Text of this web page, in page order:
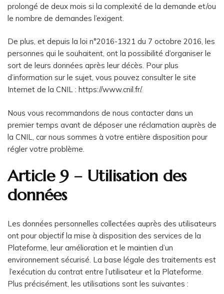
prolongé de deux mois si la complexité de la demande et/ou
le nombre de demandes l’exigent.
De plus, et depuis la loi n°2016-1321 du 7 octobre 2016, les
personnes qui le souhaitent, ont la possibilité d’organiser le
sort de leurs données après leur décès. Pour plus
d’information sur le sujet, vous pouvez consulter le site
Internet de la CNIL : https://www.cnil.fr/.
Nous vous recommandons de nous contacter dans un
premier temps avant de déposer une réclamation auprès de
la CNIL, car nous sommes à votre entière disposition pour
régler votre problème.
Article 9 – Utilisation des
données
Les données personnelles collectées auprès des utilisateurs
ont pour objectif la mise à disposition des services de la
Plateforme, leur amélioration et le maintien d’un
environnement sécurisé. La base légale des traitements est
l’exécution du contrat entre l’utilisateur et la Plateforme.
Plus précisément, les utilisations sont les suivantes :